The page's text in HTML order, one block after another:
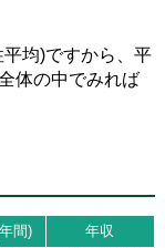
均)ですから、平
体の中でみれば
間)
年収